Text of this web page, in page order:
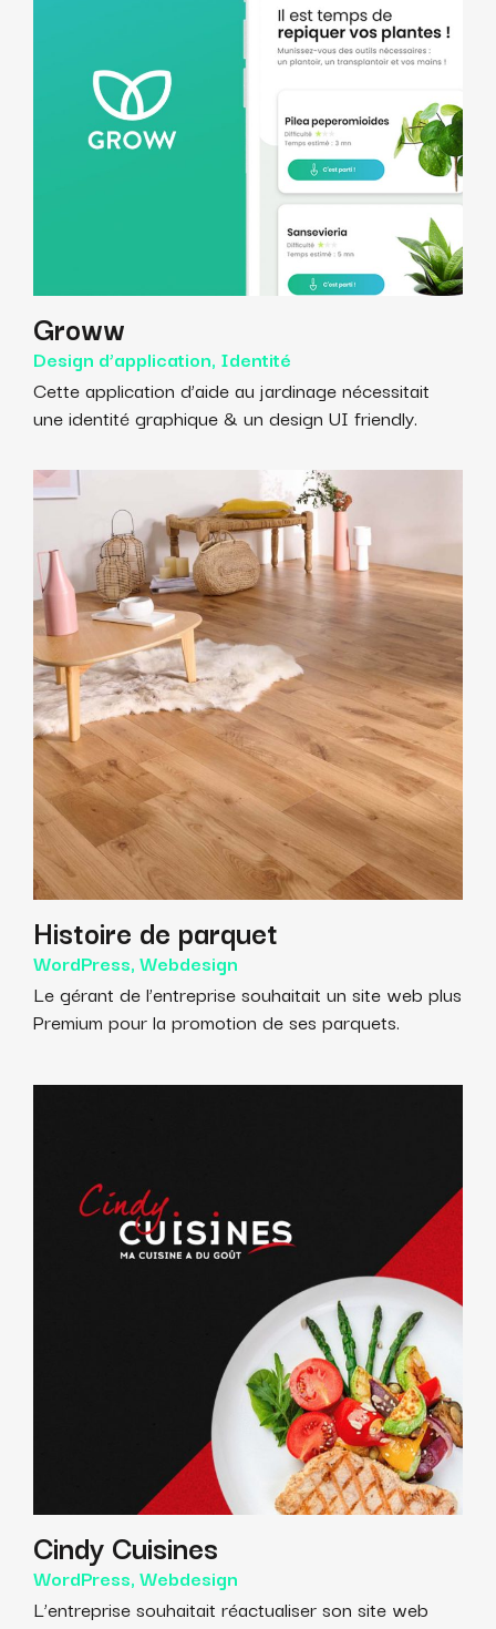
Groww
Design d’application, Identité
Cette application d’aide au jardinage nécessitait
une identité graphique & un design UI friendly.
Histoire de parquet
WordPress, Webdesign
Le gérant de l’entreprise souhaitait un site web plus
Premium pour la promotion de ses parquets.
Cindy Cuisines
WordPress, Webdesign
L’entreprise souhaitait réactualiser son site web